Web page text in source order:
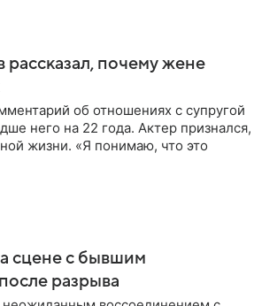
почему жене
об отношениях с супругой
него на 22 года. Актер признался,
жизни. «Я понимаю, что это
сцене с бывшим
разрыва